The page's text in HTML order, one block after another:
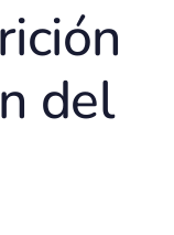
del